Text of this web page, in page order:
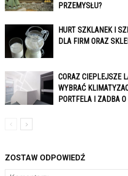
PRZEMYSŁU?
HURT SZKLANEK I
DLA FIRM ORAZ
CORAZ CIEPLEJSZE
WYBRAĆ
PORTFELA I ZADBA
ZOSTAW ODPOWIEDŹ